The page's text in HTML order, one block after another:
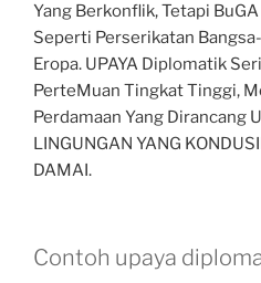
Yang Berkonflik, Tetapi
Seperti Perserikatan
Eropa. UPAYA Diplomatik
PerteMuan Tingkat Tinggi,
Perdamaan Yang Dirancang
LINGUNGAN YANG
DAMAI.
Contoh upaya